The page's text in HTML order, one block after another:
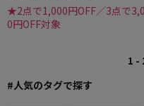
★2点で1,000円OFF／3点で
0円OFF対象
1 -
#人気のタグで探す